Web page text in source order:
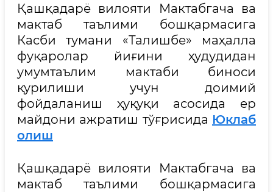
Қашқадарё вилояти Мактабгача ва
мактаб таълими бошқармасига
Касби тумани «Талишбе» маҳалла
фуқаролар йиғини ҳудудидан
умумтаълим мактаби биноси
қурилиши учун доимий
фойдаланиш ҳуқуқи асосида ер
майдони ажратиш тўғрисида Юклаб
олиш
Қашқадарё вилояти Мактабгача ва
мактаб таълими бошқармасига